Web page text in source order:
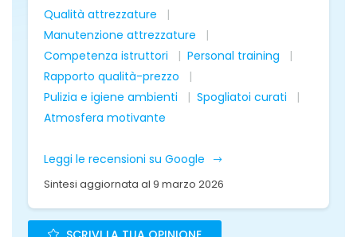
Qualità attrezzature
Manutenzione attrezzature
Competenza istruttori
Personal training
Rapporto qualità-prezzo
Pulizia e igiene ambienti
Spogliatoi curati
Atmosfera motivante
Leggi le recensioni su Google
Sintesi aggiornata al 9 marzo 2026